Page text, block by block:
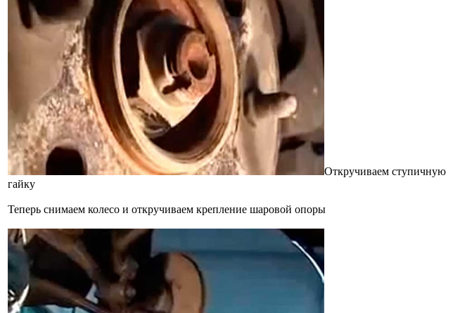
Откручиваем ступичную
гайку
Теперь снимаем колесо и откручиваем крепление шаровой опоры